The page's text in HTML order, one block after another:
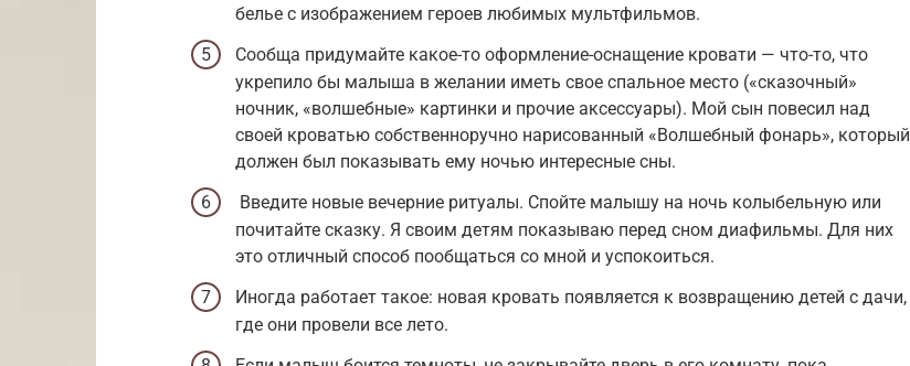
белье с изображением героев любимых мультфильмов.
Сообща придумайте какое-то оформление-оснащение кровати — что-то, что
укрепило бы малыша в желании иметь свое спальное место («сказочный»
ночник, «волшебные» картинки и прочие аксессуары). Мой сын повесил над
своей кроватью собственноручно нарисованный «Волшебный фонарь», который
должен был показывать ему ночью интересные сны.
Введите новые вечерние ритуалы. Спойте малышу на ночь колыбельную или
почитайте сказку. Я своим детям показываю перед сном диафильмы. Для них
это отличный способ пообщаться со мной и успокоиться.
Иногда работает такое: новая кровать появляется к возвращению детей с дачи,
где они провели все лето.